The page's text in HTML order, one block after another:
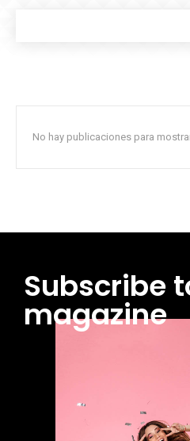
No hay publicaciones para
Subscribe
magazine